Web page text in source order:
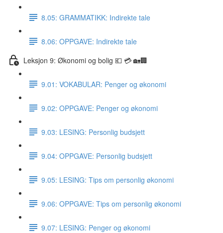
8.05: GRAMMATIKK: Indirekte tale
8.06: OPPGAVE: Indirekte tale
Leksjon 9: Økonomi og bolig 💶 💳 🏡🏢
9.01: VOKABULAR: Penger og økonomi
9.02: OPPGAVE: Penger og økonomi
9.03: LESING: Personlig budsjett
9.04: OPPGAVE: Personlig budsjett
9.05: LESING: Tips om personlig økonomi
9.06: OPPGAVE: Tips om personlig økonomi
9.07: LESING: Penger og økonomi